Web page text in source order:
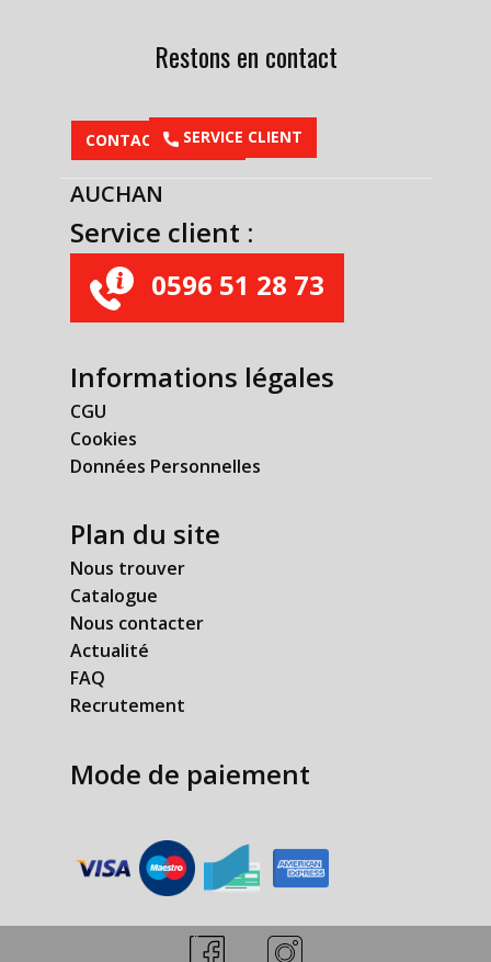
Restons en contact
CONTACTEZ-NOUS​SERVICE CLIENT
AUCHAN
Service client :
0596 51 28 73
Informations légales
CGU
Cookies
Données Personnelles
Plan du site
Nous trouver
Catalogue
Nous contacter
Actualité
FAQ
Recrutement
Mode de paiement